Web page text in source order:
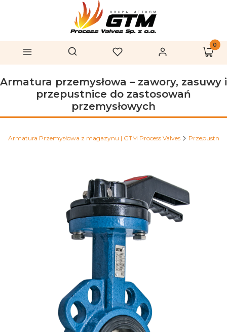
Menu Otwórz wyszukiwarkę
Szukaj Ulubione Zaloguj się
Armatura przemysłowa – zawory, zasuwy i
przepustnice do zastosowań
przemysłowych
Armatura Przemysłowa z magazynu | GTM Process Valves Przepustnice